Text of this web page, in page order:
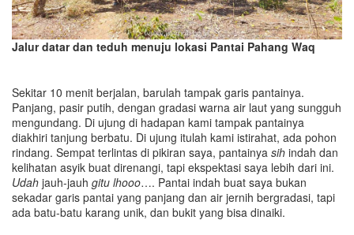
Jalur datar dan teduh menuju lokasi Pantai Pahang Waq
Sekitar 10 menit berjalan, barulah tampak garis pantainya.
Panjang, pasir putih, dengan gradasi warna air laut yang sungguh
mengundang. Di ujung di hadapan kami tampak pantainya
diakhiri tanjung berbatu. Di ujung itulah kami istirahat, ada pohon
rindang. Sempat terlintas di pikiran saya, pantainya sih indah dan
kelihatan asyik buat direnangi, tapi ekspektasi saya lebih dari ini.
Udah jauh-jauh gitu lhooo…. Pantai indah buat saya bukan
sekadar garis pantai yang panjang dan air jernih bergradasi, tapi
ada batu-batu karang unik, dan bukit yang bisa dinaiki.